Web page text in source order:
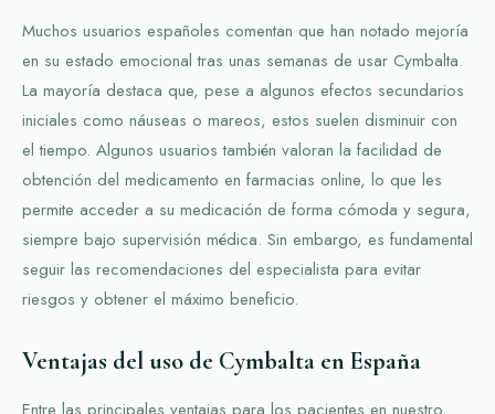
Muchos usuarios españoles comentan que han notado mejoría
en su estado emocional tras unas semanas de usar Cymbalta.
La mayoría destaca que, pese a algunos efectos secundarios
iniciales como náuseas o mareos, estos suelen disminuir con
el tiempo. Algunos usuarios también valoran la facilidad de
obtención del medicamento en farmacias online, lo que les
permite acceder a su medicación de forma cómoda y segura,
siempre bajo supervisión médica. Sin embargo, es fundamental
seguir las recomendaciones del especialista para evitar
riesgos y obtener el máximo beneficio.
Ventajas del uso de Cymbalta en España